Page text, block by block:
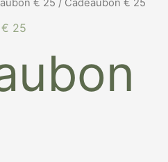
€ 25 / Cadeaubon € 25
€ 25